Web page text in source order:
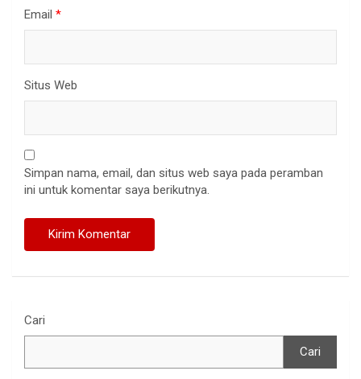
Email *
Situs Web
Simpan nama, email, dan situs web saya pada peramban
ini untuk komentar saya berikutnya.
Cari
Cari